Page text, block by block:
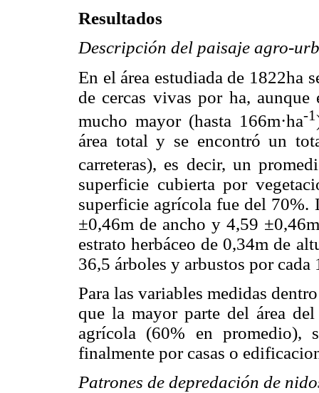
Resultados
Descripción del paisaje agro-
En el área estudiada de 1822ha
de cercas vivas por ha,
mucho mayor (hasta 166m·ha-1
área total y se encontró un
carreteras), es decir, un
superficie cubierta por
superficie agrícola fue del 70%.
±0,46m de ancho y 4,59
estrato herbáceo de 0,34m de
36,5 árboles y arbustos por cada
Para las variables medidas
que la mayor parte del área
agrícola (60% en promedio),
finalmente por casas o
Patrones de depredación de